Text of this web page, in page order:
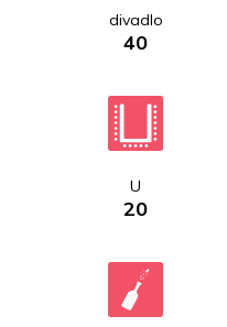
divadlo
40
U
20